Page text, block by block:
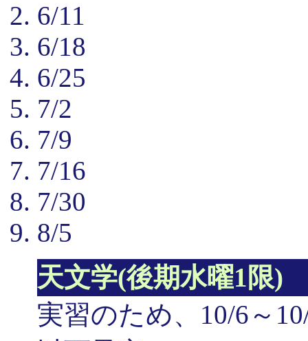
6/11
6/18
6/25
7/2
7/9
7/16
7/30
8/5
天文学(後期水曜1限)
実習のため、10/6～